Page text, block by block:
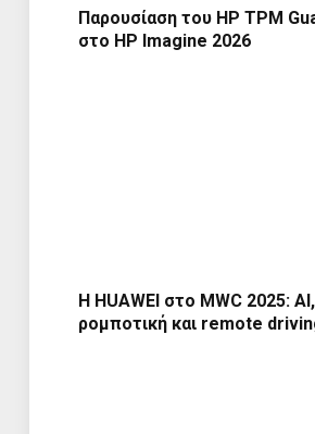
Παρουσίαση του HP TPM
στο HP Imagine 2026
Η HUAWEI στο MWC 2025: AI,
ρομποτική και remote